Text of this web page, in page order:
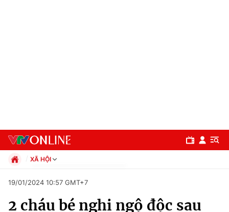
XÃ HỘI
Xã hội
Pháp luật
19/01/2024 10:57 GMT+7
2 cháu bé nghi ngộ độc sau